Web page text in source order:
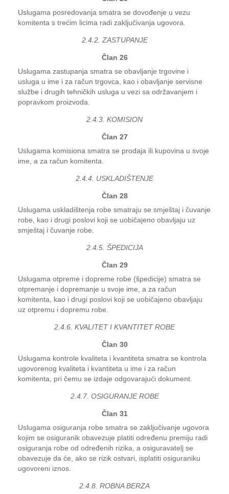
Uslugama posredovanja smatra se dovođenje u vezu
komitenta s trećim licima radi zaključivanja ugovora.
2.4.2. ZASTUPANJE
Član 26
Uslugama zastupanja smatra se obavljanje trgovine i
usluga u ime i za račun trgovca, kao i obavljanje servisne
službe i drugih tehničkih usluga u vezi sa održavanjem i
popravkom proizvoda.
2.4.3. KOMISION
Član 27
Uslugama komisiona smatra se prodaja ili kupovina u svoje
ime, a za račun komitenta.
2.4.4. USKLADIŠTENJE
Član 28
Uslugama uskladištenja robe smatraju se smještaj i čuvanje
robe, kao i drugi poslovi koji se uobičajeno obavljaju uz
smještaj i čuvanje robe.
2.4.5. ŠPEDICIJA
Član 29
Uslugama otpreme i dopreme robe (špedicije) smatra se
otpremanje i dopremanje u svoje ime, a za račun
komitenta, kao i drugi poslovi koji se uobičajeno obavljaju
uz otpremu i dopremu robe.
2.4.6. KVALITET I KVANTITET ROBE
Član 30
Uslugama kontrole kvaliteta i kvantiteta smatra se kontrola
ugovorenog kvaliteta i kvantiteta u ime i za račun
komitenta, pri čemu se izdaje odgovarajući dokument.
2.4.7. OSIGURANJE ROBE
Član 31
Uslugama osiguranja robe smatra se zaključivanje ugovora
kojim se osiguranik obavezuje platiti određenu premiju radi
osiguranja robe od određenih rizika, a osiguravatelj se
obavezuje da će, ako se rizik ostvari, isplatiti osiguraniku
ugovoreni iznos.
2.4.8. ROBNA BERZA